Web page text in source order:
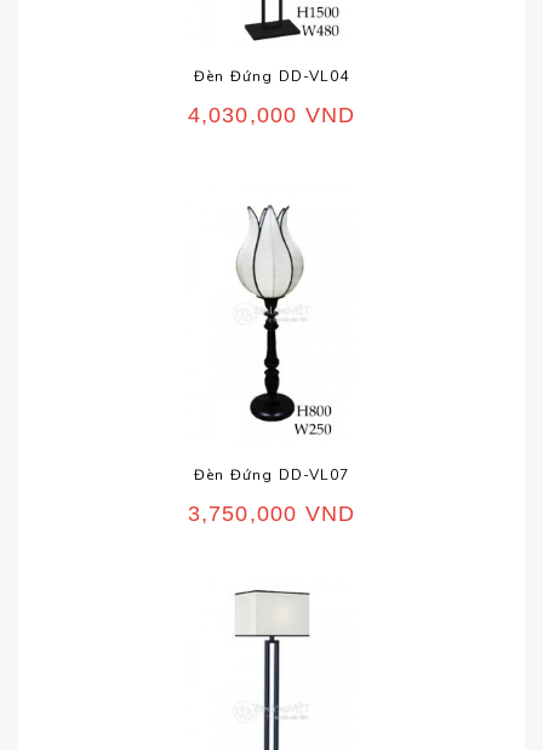
Đèn Đứng DD-VL04
4,030,000 VND
Đèn Đứng DD-VL07
3,750,000 VND